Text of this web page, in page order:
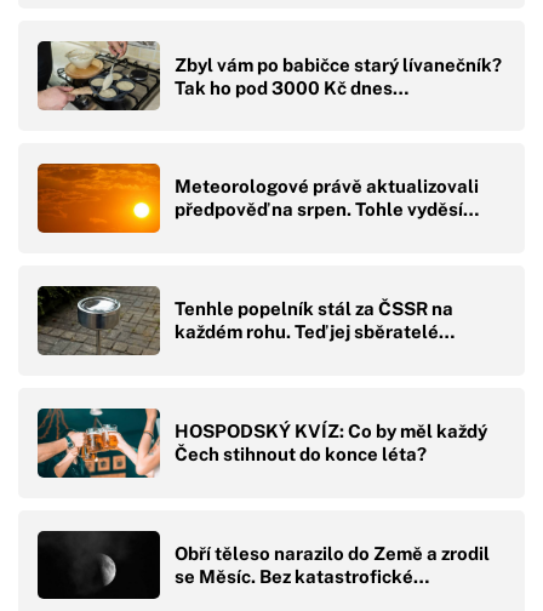
Zbyl vám po babičce starý lívanečník?
Tak ho pod 3000 Kč dnes…
Meteorologové právě aktualizovali
předpověď na srpen. Tohle vyděsí…
Tenhle popelník stál za ČSSR na
každém rohu. Teď jej sběratelé…
HOSPODSKÝ KVÍZ: Co by měl každý
Čech stihnout do konce léta?
Obří těleso narazilo do Země a zrodil
se Měsíc. Bez katastrofické…